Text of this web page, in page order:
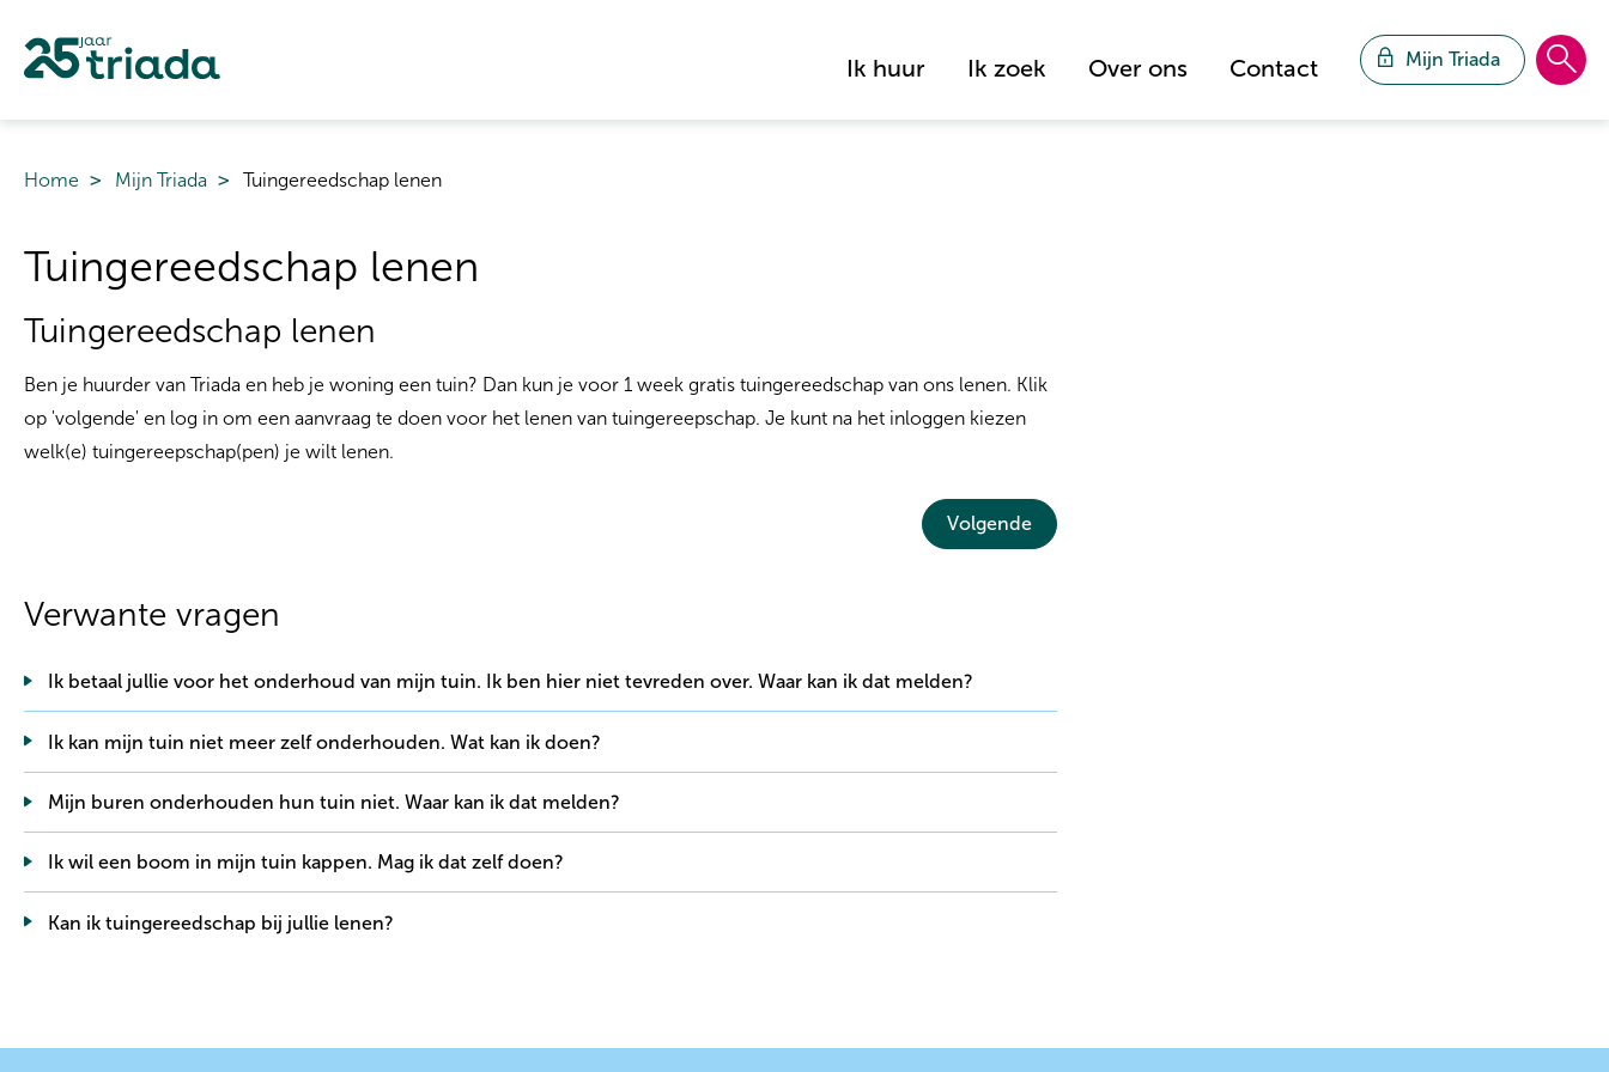
Naar hoofdinhoud
Naar hoofdnavigatiemenu
Naar zoeken
Naar de homepage
Ik huur Ik zoek Over ons Contact Mijn Triada
Home Mijn Triada Tuingereedschap lenen
Tuingereedschap lenen
Tuingereedschap lenen
Ben je huurder van Triada en heb je woning een tuin? Dan kun je voor 1 week gratis tuingereedschap van ons lenen. Klik
op 'volgende' en log in om een aanvraag te doen voor het lenen van tuingereepschap. Je kunt na het inloggen kiezen
welk(e) tuingereepschap(pen) je wilt lenen.
Volgende
Verwante vragen
Ik betaal jullie voor het onderhoud van mijn tuin. Ik ben hier niet tevreden over. Waar kan ik dat melden?
Ik kan mijn tuin niet meer zelf onderhouden. Wat kan ik doen?
Mijn buren onderhouden hun tuin niet. Waar kan ik dat melden?
Ik wil een boom in mijn tuin kappen. Mag ik dat zelf doen?
Kan ik tuingereedschap bij jullie lenen?